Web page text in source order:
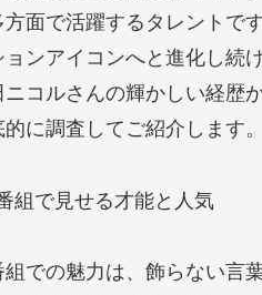
面で活躍するタレントで
ンアイコンへと進化し続
コルさんの輝かしい経歴
に調査してご紹介します。
組で見せる才能と人気
での魅力は、飾らない言